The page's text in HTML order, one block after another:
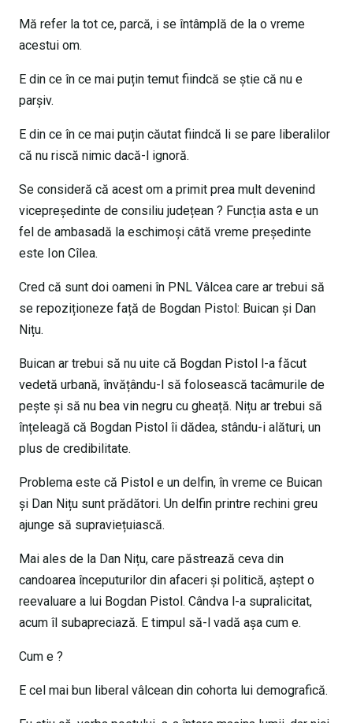
Mă refer la tot ce, parcă, i se întâmplă de la o vreme
acestui om.
E din ce în ce mai puțin temut fiindcă se știe că nu e
parșiv.
E din ce în ce mai puțin căutat fiindcă li se pare liberalilor
că nu riscă nimic dacă-l ignoră.
Se consideră că acest om a primit prea mult devenind
vicepreședinte de consiliu județean ? Funcția asta e un
fel de ambasadă la eschimoși câtă vreme președinte
este Ion Cîlea.
Cred că sunt doi oameni în PNL Vâlcea care ar trebui să
se repoziționeze față de Bogdan Pistol: Buican și Dan
Nițu.
Buican ar trebui să nu uite că Bogdan Pistol l-a făcut
vedetă urbană, învățându-l să folosească tacâmurile de
pește și să nu bea vin negru cu gheață. Nițu ar trebui să
înțeleagă că Bogdan Pistol îi dădea, stându-i alături, un
plus de credibilitate.
Problema este că Pistol e un delfin, în vreme ce Buican
și Dan Nițu sunt prădători. Un delfin printre rechini greu
ajunge să supraviețuiască.
Mai ales de la Dan Nițu, care păstrează ceva din
candoarea începuturilor din afaceri și politică, aștept o
reevaluare a lui Bogdan Pistol. Cândva l-a supralicitat,
acum îl subapreciază. E timpul să-l vadă așa cum e.
Cum e ?
E cel mai bun liberal vâlcean din cohorta lui demografică.